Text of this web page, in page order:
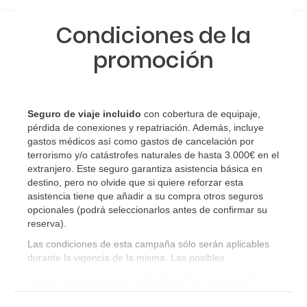
El templado clima de Málaga, convierte esta ciudad, en el
lugar perfecto para descansar junto a toda la familia.
17 °C
8 °C
18 °C
9 °C
20 °C
11 °C
22 °C
12 °C
generar una anulación o modificación del viaje?
¿Qué caducidad debe tener mi pasaporte para ir
¿Con cuánta antelación tengo que estar en el
aeropuerto?
RESERVAR ¿Cómo puedo reservar un viaje de
paquete vacacional en la página web?
Al realizar la reserva, uno de los servicios ha
quedado de pendiente de confirmación ¿Cómo
sabré si se confirma el viaje?
Condiciones de la
promoción
Seguro de viaje incluido con cobertura de equipaje,
pérdida de conexiones y repatriación. Además, incluye
gastos médicos así como gastos de cancelación por
terrorismo y/o catástrofes naturales de hasta 3.000€ en el
extranjero. Este seguro garantiza asistencia básica en
destino, pero no olvide que si quiere reforzar esta
asistencia tiene que añadir a su compra otros seguros
opcionales (podrá seleccionarlos antes de confirmar su
reserva)
Las condiciones de esta campaña sólo serán aplicables
durante la vigencia de la misma. Las posibles